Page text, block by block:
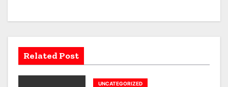
i
g
Related Post
UNCATEGORIZED